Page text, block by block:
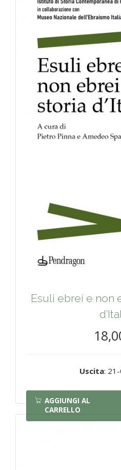
Esuli ebrei e non
Uscita:
AGGIUNGI AL
CARRELLO